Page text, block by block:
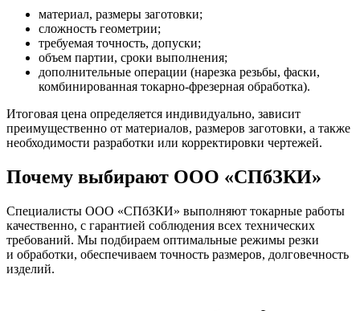
материал, размеры заготовки;
сложность геометрии;
требуемая точность, допуски;
объем партии, сроки выполнения;
дополнительные операции (нарезка резьбы, фаски,
комбинированная токарно-фрезерная обработка).
Итоговая цена определяется индивидуально, зависит
преимущественно от материалов, размеров заготовки, а также
необходимости разработки или корректировки чертежей.
Почему выбирают ООО «СПбЗКИ»
Специалисты ООО «СПбЗКИ» выполняют токарные работы
качественно, с гарантией соблюдения всех технических
требований. Мы подбираем оптимальные режимы резки
и обработки, обеспечиваем точность размеров, долговечность
изделий.